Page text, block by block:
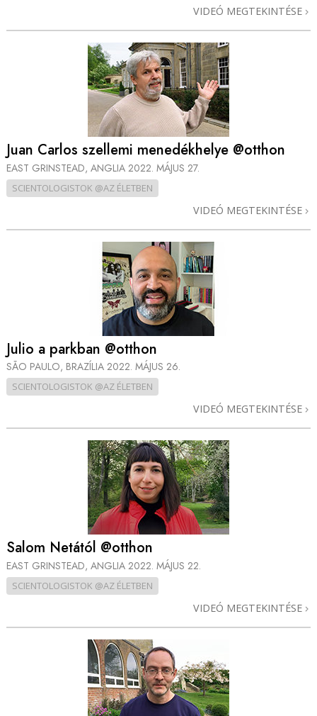
VIDEÓ MEGTEKINTÉSE
Juan Carlos szellemi menedékhelye @otthon
EAST GRINSTEAD, ANGLIA 2022. MÁJUS 27.
SCIENTOLOGISTOK @AZ ÉLETBEN
VIDEÓ MEGTEKINTÉSE
Julio a parkban @otthon
SÃO PAULO, BRAZÍLIA 2022. MÁJUS 26.
SCIENTOLOGISTOK @AZ ÉLETBEN
VIDEÓ MEGTEKINTÉSE
Salom Netától @otthon
EAST GRINSTEAD, ANGLIA 2022. MÁJUS 22.
SCIENTOLOGISTOK @AZ ÉLETBEN
VIDEÓ MEGTEKINTÉSE